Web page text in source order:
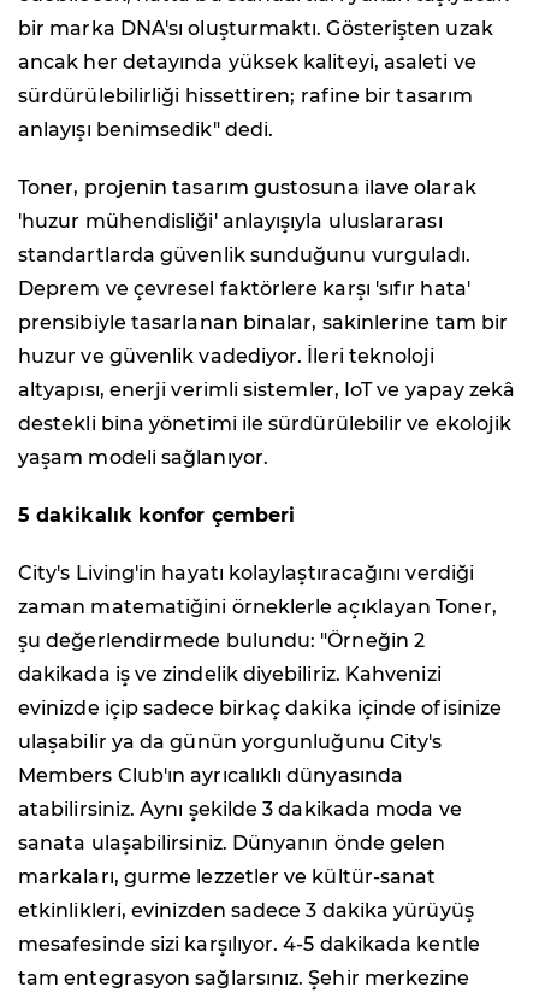
bir marka DNA'sı oluşturmaktı. Gösterişten uzak
ancak her detayında yüksek kaliteyi, asaleti ve
sürdürülebilirliği hissettiren; rafine bir tasarım
anlayışı benimsedik" dedi.
Toner, projenin tasarım gustosuna ilave olarak
'huzur mühendisliği' anlayışıyla uluslararası
standartlarda güvenlik sunduğunu vurguladı.
Deprem ve çevresel faktörlere karşı 'sıfır hata'
prensibiyle tasarlanan binalar, sakinlerine tam bir
huzur ve güvenlik vadediyor. İleri teknoloji
altyapısı, enerji verimli sistemler, IoT ve yapay zekâ
destekli bina yönetimi ile sürdürülebilir ve ekolojik
yaşam modeli sağlanıyor.
5 dakikalık konfor çemberi
City's Living'in hayatı kolaylaştıracağını verdiği
zaman matematiğini örneklerle açıklayan Toner,
şu değerlendirmede bulundu: "Örneğin 2
dakikada iş ve zindelik diyebiliriz. Kahvenizi
evinizde içip sadece birkaç dakika içinde ofisinize
ulaşabilir ya da günün yorgunluğunu City's
Members Club'ın ayrıcalıklı dünyasında
atabilirsiniz. Aynı şekilde 3 dakikada moda ve
sanata ulaşabilirsiniz. Dünyanın önde gelen
markaları, gurme lezzetler ve kültür-sanat
etkinlikleri, evinizden sadece 3 dakika yürüyüş
mesafesinde sizi karşılıyor. 4-5 dakikada kentle
tam entegrasyon sağlarsınız. Şehir merkezine